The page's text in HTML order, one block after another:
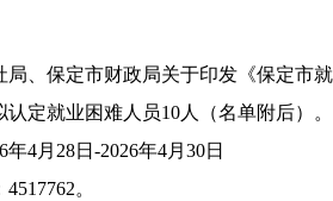
局、保定市财政局关于印发《保定市
认定就业困难人员10人（名单附后）
4月28日-2026年4月30日
。